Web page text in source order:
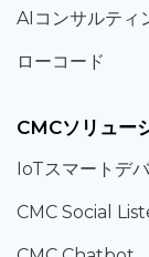
AIコンサルティ
ローコード
CMCソリュー
IoTスマートデ
CMC Social